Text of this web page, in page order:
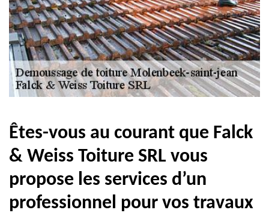
Êtes-vous au courant que Falck
& Weiss Toiture SRL vous
propose les services d’un
professionnel pour vos travaux